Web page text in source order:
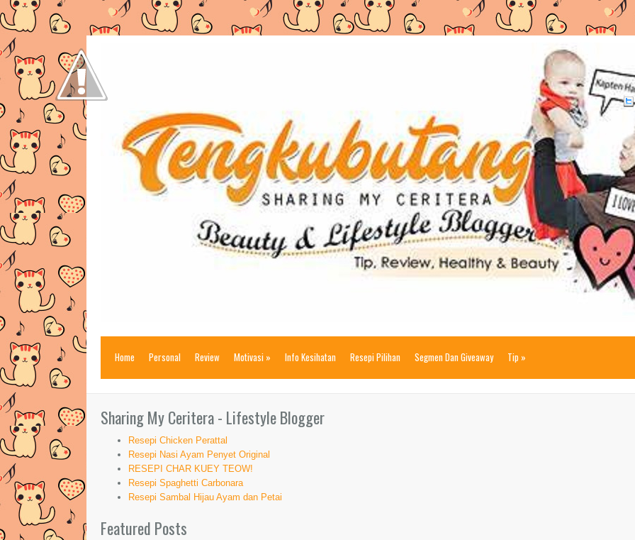
Home Personal Review Motivasi » Info Kesihatan Resepi Pilihan Segmen Dan Giveaway Tip »
Sharing My Ceritera - Lifestyle Blogger
Resepi Chicken Perattal
Resepi Nasi Ayam Penyet Original
RESEPI CHAR KUEY TEOW!
Resepi Spaghetti Carbonara
Resepi Sambal Hijau Ayam dan Petai
Featured Posts